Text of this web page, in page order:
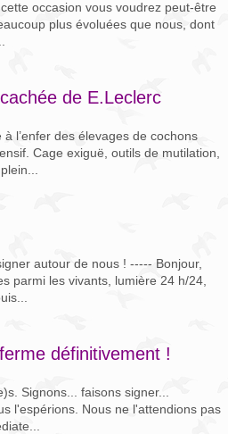
occasion vous voudrez peut-être
plus évoluées que nous, dont
de E.Leclerc
l’enfer des élevages de cochons
Cage exiguë, outils de mutilation,
autour de nous ! ----- Bonjour,
parmi les vivants, lumière 24 h/24,
définitivement !
Signons... faisons signer...
l'espérions. Nous ne l'attendions pas